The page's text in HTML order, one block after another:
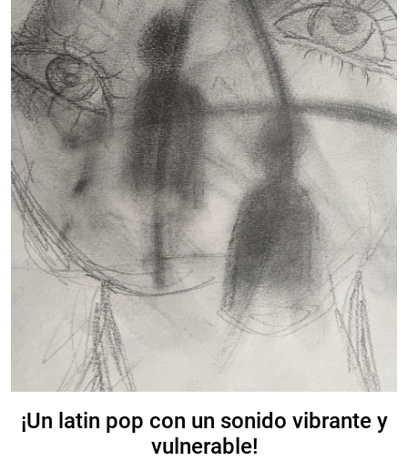
¡Un latin pop con un sonido vibrante y
vulnerable!